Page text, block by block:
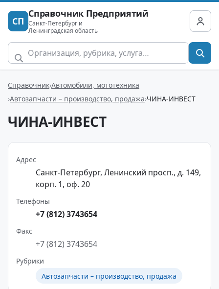
СП
Справочник Предприятий
Санкт-Петербург и
Ленинградская область
Справочник Автомобили, мототехника
Автозапчасти – производство, продажа ЧИНА-ИНВЕСТ
ЧИНА-ИНВЕСТ
Адрес
Санкт-Петербург, Ленинский просп., д. 149,
корп. 1, оф. 20
Телефоны
+7 (812) 3743654
Факс
+7 (812) 3743654
Рубрики
Автозапчасти – производство, продажа